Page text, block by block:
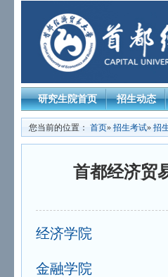
研究生院首页 招生动态
您当前的位置： 首页» 招生考试» 招
首都经济贸
经济学院
金融学院